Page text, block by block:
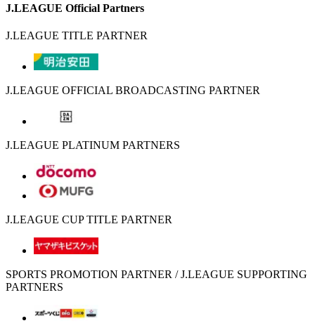
J.LEAGUE Official Partners
J.LEAGUE TITLE PARTNER
J.LEAGUE OFFICIAL BROADCASTING PARTNER
J.LEAGUE PLATINUM PARTNERS
J.LEAGUE CUP TITLE PARTNER
SPORTS PROMOTION PARTNER / J.LEAGUE SUPPORTING
PARTNERS